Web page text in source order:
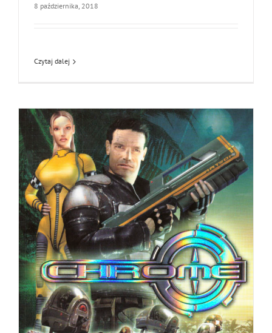
8 października, 2018
Czytaj dalej